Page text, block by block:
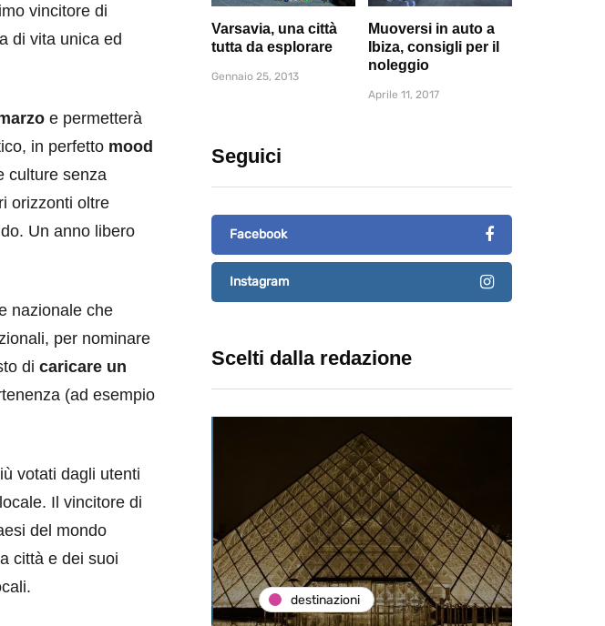
vincitore di
di vita unica ed
e permetterà
in perfetto mood
culture senza
orizzonti oltre
Un anno libero
nazionale che
per nominare
di caricare un
(ad esempio
votati dagli utenti
Il vincitore di
del mondo
città e dei suoi
Varsavia, una città
tutta da esplorare
Gennaio 25, 2013
Muoversi in auto a
Ibiza, consigli per il
noleggio
Aprile 11, 2017
Seguici
Facebook
Instagram
Scelti dalla redazione
destinazioni